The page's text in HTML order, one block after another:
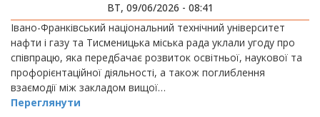
ВТ, 09/06/2026 - 08:41
Івано-Франківський національний технічний університет
нафти і газу та Тисменицька міська рада уклали угоду про
співпрацю, яка передбачає розвиток освітньої, наукової та
профорієнтаційної діяльності, а також поглиблення
взаємодії між закладом вищої…
Переглянути